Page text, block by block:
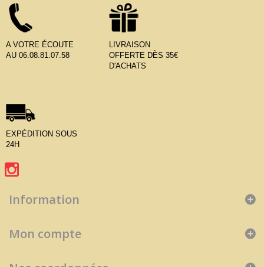
A VOTRE ÉCOUTE
AU 06.08.81.07.58
LIVRAISON
OFFERTE DÈS 35€
D'ACHATS
EXPÉDITION SOUS
24H
Information
Mon compte